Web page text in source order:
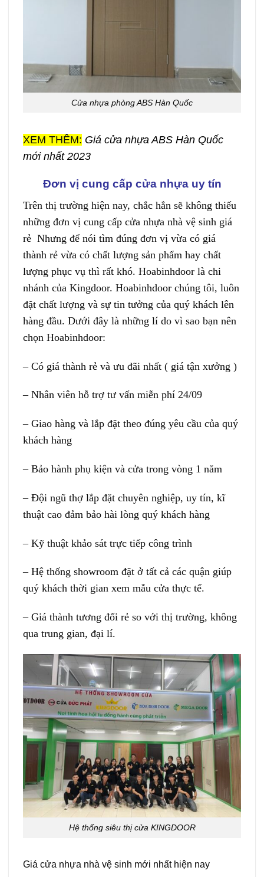
Cửa nhựa phòng ABS Hàn Quốc
XEM THÊM: Giá cửa nhựa ABS Hàn Quốc
mới nhất 2023
Đơn vị cung cấp cửa nhựa uy tín
Trên thị trường hiện nay, chắc hẳn sẽ không thiếu
những đơn vị cung cấp cửa nhựa nhà vệ sinh giá
rẻ Nhưng để nói tìm đúng đơn vị vừa có giá
thành rẻ vừa có chất lượng sản phẩm hay chất
lượng phục vụ thì rất khó. Hoabinhdoor là chi
nhánh của Kingdoor. Hoabinhdoor chúng tôi, luôn
đặt chất lượng và sự tin tưởng của quý khách lên
hàng đầu. Dưới đây là những lí do vì sao bạn nên
chọn Hoabinhdoor:
– Có giá thành rẻ và ưu đãi nhất ( giá tận xưởng )
– Nhân viên hỗ trợ tư vấn miễn phí 24/09
– Giao hàng và lắp đặt theo đúng yêu cầu của quý
khách hàng
– Bảo hành phụ kiện và cửa trong vòng 1 năm
– Đội ngũ thợ lắp đặt chuyên nghiệp, uy tín, kĩ
thuật cao đảm bảo hài lòng quý khách hàng
– Kỹ thuật khảo sát trực tiếp công trình
– Hệ thống showroom đặt ở tất cả các quận giúp
quý khách thời gian xem mẫu cửa thực tế.
– Giá thành tương đối rẻ so với thị trường, không
qua trung gian, đại lí.
Hệ thống siêu thị cửa KINGDOOR
Giá cửa nhựa nhà vệ sinh mới nhất hiện nay